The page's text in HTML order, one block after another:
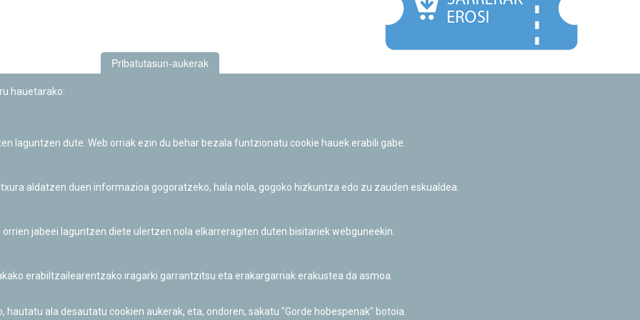
Informazio publikoa eskatzeko baimena
Pribatutasun-aukerak
hauetarako:
laguntzen dute. Web orriak ezin du behar bezala funtzionatu cookie hauek erabili gabe.
aldatzen duen informazioa gogoratzeko, hala nola, gogoko hizkuntza edo zu zauden eskualdea.
jabeei laguntzen diete ulertzen nola elkarreragiten duten bisitariek webguneekin.
erabiltzailearentzako iragarki garrantzitsu eta erakargarriak erakustea da asmoa.
ala desautatu cookien aukerak, eta, ondoren, sakatu "Gorde hobespenak" botoia.